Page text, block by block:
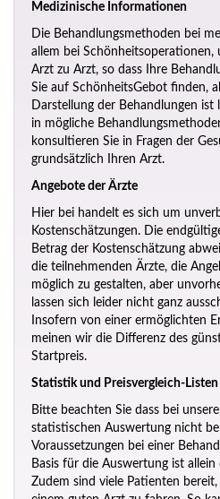
Medizinische Informationen
Die Behandlungsmethoden bei
allem bei Schönheitsoperationen,
Arzt zu Arzt, so dass Ihre
Sie auf SchönheitsGebot finden,
Darstellung der Behandlungen ist
in mögliche
konsultieren Sie in Fragen der
grundsätzlich Ihren Arzt.
Angebote der Ärzte
Hier bei handelt es sich um
Kostenschätzungen. Die
Betrag der Kostenschätzung
die teilnehmenden Ärzte, die
möglich zu gestalten, aber
lassen sich leider nicht ganz
Insofern von einer ermöglichten
meinen wir die Differenz des
Startpreis.
Statistik und Preisvergleich-Listen
Bitte beachten Sie dass bei
statistischen Auswertung nicht
Voraussetzungen bei einer
Basis für die Auswertung ist
Zudem sind viele Patienten